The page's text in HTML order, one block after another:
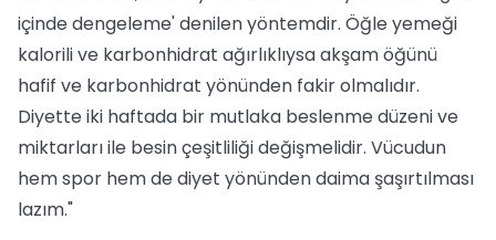
içinde dengeleme' denilen yöntemdir. Öğle yemeği
kalorili ve karbonhidrat ağırlıklıysa akşam öğünü
hafif ve karbonhidrat yönünden fakir olmalıdır.
Diyette iki haftada bir mutlaka beslenme düzeni ve
miktarları ile besin çeşitliliği değişmelidir. Vücudun
hem spor hem de diyet yönünden daima şaşırtılması
lazım."